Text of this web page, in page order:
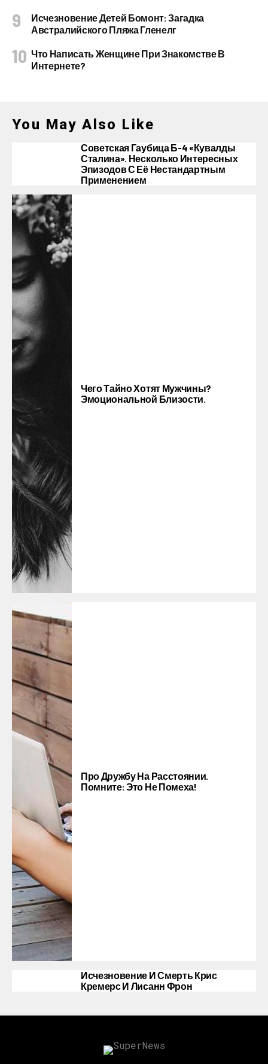
Исчезновение Детей Бомонт: Загадка
Австралийского Пляжа Гленелг
Что Написать Женщине При Знакомстве В
Интернете?
You May Also Like
Советская Гаубица Б-4 «Кувалды
Сталина». Несколько Интересных
Эпизодов С Её Нестандартным
Применением
Чего Тайно Хотят Мужчины?
Эмоциональной Близости.
Про Дружбу На Расстоянии.
Помните: Это Не Помеха!
Исчезновение И Смерть Крис
Кремерс И Лисанн Фрон